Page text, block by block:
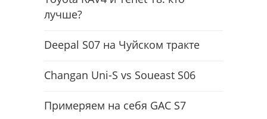
лучше?
Deepal S07 на Чуйском тракте
Changan Uni-S vs Soueast S06
Примеряем на себя GAC S7